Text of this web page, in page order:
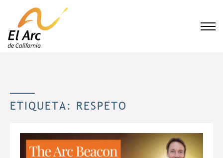
ETIQUETA: RESPETO